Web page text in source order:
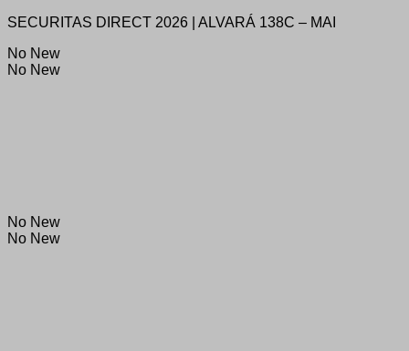
SECURITAS DIRECT 2026 | ALVARÁ 138C – MAI
No New
No New
No New
No New